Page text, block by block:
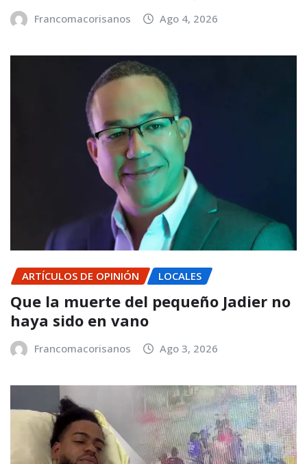
Francomacorisanos Ago 4, 2026
ARTÍCULOS DE OPINIÓN LOCALES
Que la muerte del pequeño Jadier no
haya sido en vano
Francomacorisanos Ago 3, 2026